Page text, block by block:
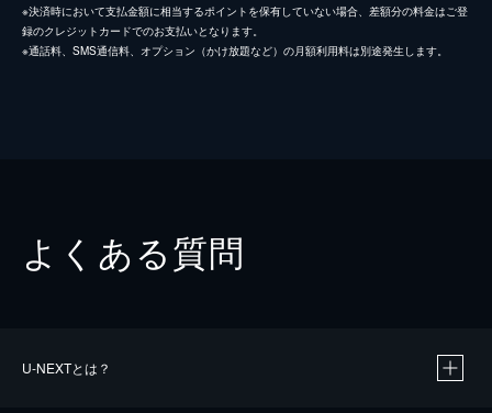
※決済時において支払金額に相当するポイントを保有していない場合、差額分の料金はご登
録のクレジットカードでのお支払いとなります。
※通話料、SMS通信料、オプション（かけ放題など）の月額利用料は別途発生します。
よくある質問
U-NEXTとは？